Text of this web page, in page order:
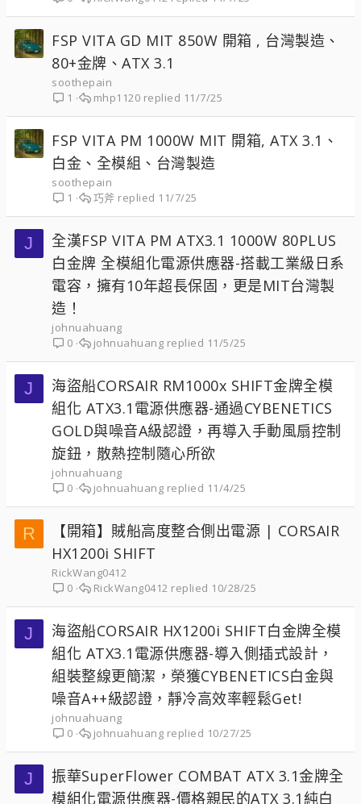
FSP VITA GD MIT 850W 開箱 , 台灣製造、
80+金牌、ATX 3.1
soothepain
1
11/7/25
mhp1120
FSP VITA PM 1000W MIT 開箱, ATX 3.1、
白金、全模組、台灣製造
soothepain
1
11/7/25
巧斧
J
全漢FSP VITA PM ATX3.1 1000W 80PLUS
白金牌 全模組化電源供應器-搭載工業級日系
電容，擁有10年超長保固，更是MIT台灣製
造！
johnuahuang
0
11/5/25
johnuahuang
J
海盜船CORSAIR RM1000x SHIFT金牌全模
組化 ATX3.1電源供應器-通過CYBENETICS
GOLD與噪音A級認證，再導入手動風扇控制
旋鈕，散熱控制隨心所欲
johnuahuang
0
11/4/25
johnuahuang
R
【開箱】賊船高度整合側出電源 | CORSAIR
HX1200i SHIFT
RickWang0412
0
10/28/25
RickWang0412
J
海盜船CORSAIR HX1200i SHIFT白金牌全模
組化 ATX3.1電源供應器-導入側插式設計，
組裝整線更簡潔，榮獲CYBENETICS白金與
噪音A++級認證，靜冷高效率輕鬆Get!
johnuahuang
0
10/27/25
johnuahuang
J
振華SuperFlower COMBAT ATX 3.1金牌全
模組化電源供應器-價格親民的ATX 3.1純白